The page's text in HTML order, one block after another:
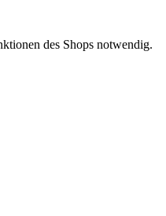
des Shops notwendig.